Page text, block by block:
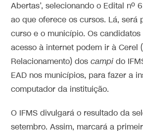
Abertas’, selecionando o Edital nº
ao que oferece os cursos. Lá, será
curso e o município. Os
acesso à internet podem ir à Cerel
Relacionamento) doscampido
EAD nos municípios, para fazer a
computador da instituição.
O IFMS divulgará o resultado da
setembro. Assim, marcará a